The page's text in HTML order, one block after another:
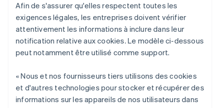
Afin de s'assurer qu'elles respectent toutes les
exigences légales, les entreprises doivent vérifier
attentivement les informations à inclure dans leur
notification relative aux cookies. Le modèle ci-dessous
peut notamment être utilisé comme support.
« Nous et nos fournisseurs tiers utilisons des cookies
et d'autres technologies pour stocker et récupérer des
informations sur les appareils de nos utilisateurs dans